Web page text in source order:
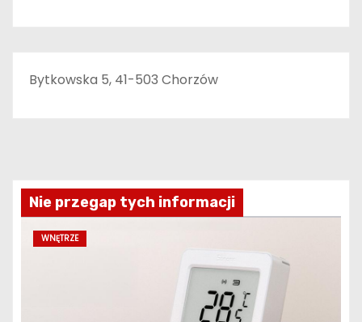
Bytkowska 5, 41-503 Chorzów
Nie przegap tych informacji
WNĘTRZE